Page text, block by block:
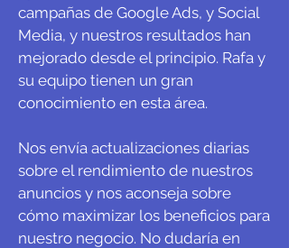
campañas de Google Ads, y Social
Media, y nuestros resultados han
mejorado desde el principio. Rafa y
su equipo tienen un gran
conocimiento en esta área.
Nos envía actualizaciones diarias
sobre el rendimiento de nuestros
anuncios y nos aconseja sobre
cómo maximizar los beneficios para
nuestro negocio. No dudaría en